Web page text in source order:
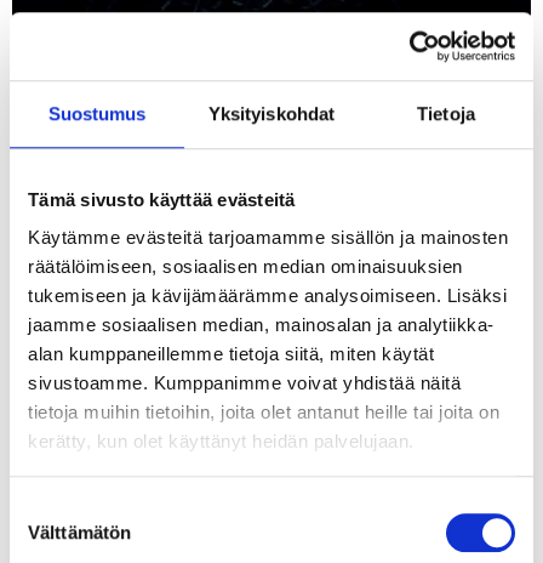
Suostumus Yksityiskohdat Tietoja
Tämä sivusto käyttää evästeitä
Käytämme evästeitä tarjoamamme sisällön ja mainosten
räätälöimiseen, sosiaalisen median ominaisuuksien
tukemiseen ja kävijämäärämme analysoimiseen. Lisäksi
jaamme sosiaalisen median, mainosalan ja analytiikka-
alan kumppaneillemme tietoja siitä, miten käytät
sivustoamme. Kumppanimme voivat yhdistää näitä
tietoja muihin tietoihin, joita olet antanut heille tai joita on
kerätty, kun olet käyttänyt heidän palvelujaan.
valinta
Välttämätön